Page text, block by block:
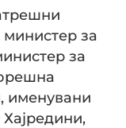
за
за
именувани